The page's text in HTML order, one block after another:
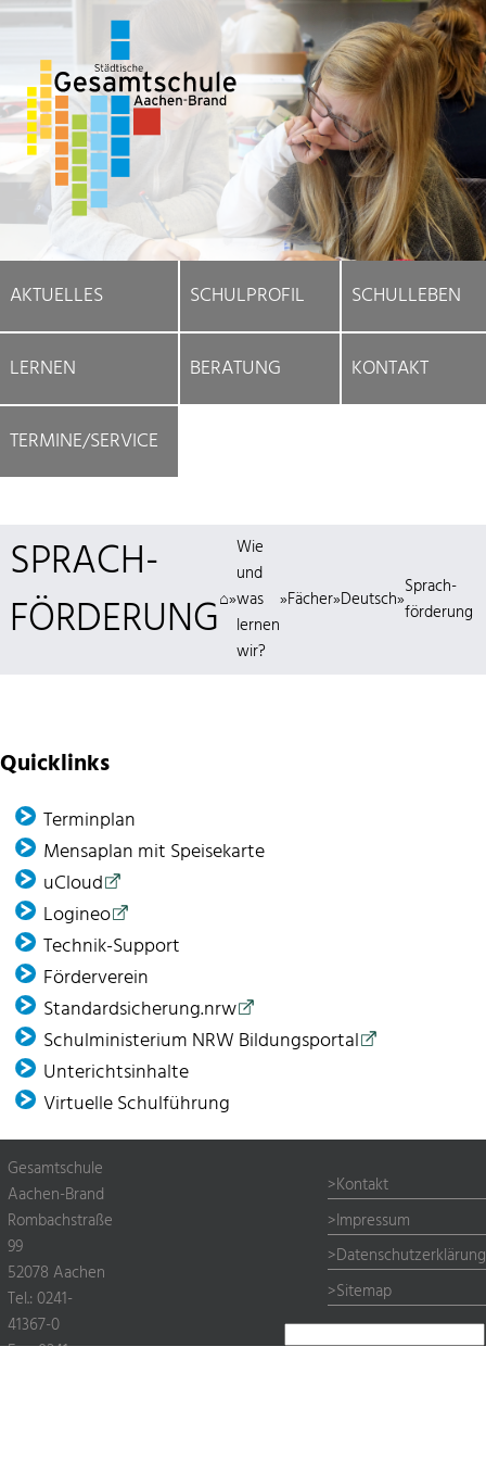
AKTUELLES SCHULPROFIL SCHULLEBEN
LERNEN BERATUNG KONTAKT
TERMINE/SERVICE
SPRACH­
FÖRDERUNG⌂»
Wie
und
was
lernen
wir?
»Fächer»Deutsch»Sprach­
förderung
Quicklinks
Terminplan
Mensaplan mit Speisekarte
uCloud
Logineo
Technik-Support
Förder­verein
Standardsicherung.nrw
Schulministerium NRW Bildungsportal
Unterichtsinhalte
Virtuelle Schulführung
Gesamtschule
Aachen-Brand
Rombachstraße
99
52078 Aachen
Tel.: 0241-
41367-0
Fax: 0241-
Kontakt
Impressum
Datenschutzerklärung
Sitemap